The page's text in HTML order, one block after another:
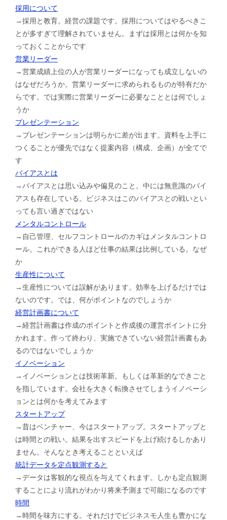
採用について
→採用と教育。経営の課題です。採用についてはやるべきこ
とが多すぎて理解されていません。まずは採用とは何かを知
っておくことからです
営業リーダー
→営業成績上位の人が営業リーダーになっても成立しないの
はなぜだろうか。営業リーダーに求められるものが特有だか
らです。では実際に営業リーダーに必要なこととは何でしょ
うか
プレゼンテーション
→プレゼンテーションは明らかに差が出ます。資料を上手に
つくることが優先ではなく提案内容（構成、企画）が全てで
す
バイアスとは
→バイアスとは思い込みや偏見のこと。中には無意識のバイ
アスも存在している。ビジネスはこのバイアスとの戦いとい
っても言い過ぎではない
メンタルコントロール
→自己管理、セルフコントロールのカギはメンタルコントロ
ール。これができる人ほど仕事の結果は比例している。なぜ
か
生産性について
→生産性については誤解があります。効率を上げるだけでは
ないのです。では、何がポイントなのでしょうか
経営計画書について
→経営計画書は作成のポイントと作成後の運営ポイントに分
かれます。作って終わり、実施できていない経営計画書もあ
るのではないでしょうか
イノベーション
→イノベーションとは技術革新。もしくは革新的なできごと
を指しています。会社を大きく転換させてしまうイノベーシ
ョンとは何かを考えてみます
スタートアップ
→昔はベンチャー、今はスタートアップ。スタートアップと
は時間との戦い。結果を出すスピードを上げ続けるしかあり
ません。そんなとき考えることといえば
統計データを定点観測すると
→データは客観的な視点を与えてくれます。しかも定点観測
することにより流れがわかり将来予測まで可能になるのです
時間
→時間を味方にする。それだけでビジネスモ人生も豊かにな